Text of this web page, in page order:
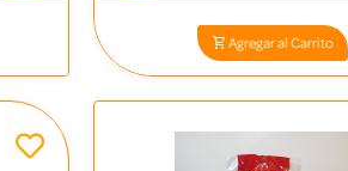
Agregar al Carrito